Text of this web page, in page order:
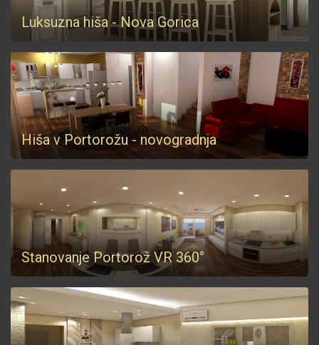
Luksuzna hiša - Nova Gorica
Hiša v Portorožu - novogradnja
Stanovanje Portorož VR 360°